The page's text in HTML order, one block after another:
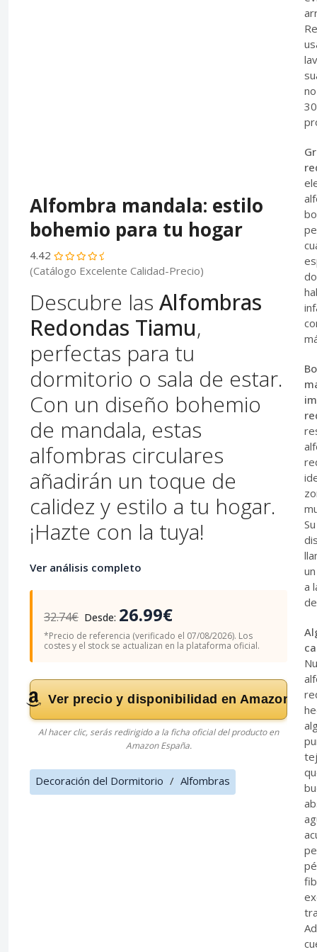
Alfombra mandala: estilo
bohemio para tu hogar
4.42
(Catálogo Excelente Calidad-Precio)
Descubre las Alfombras
Redondas Tiamu,
perfectas para tu
dormitorio o sala de estar.
Con un diseño bohemio
de mandala, estas
alfombras circulares
añadirán un toque de
calidez y estilo a tu hogar.
¡Hazte con la tuya!
Ver análisis completo
32.74€ Desde: 26.99€
*Precio de referencia (verificado el 07/08/2026). Los
costes y el stock se actualizan en la plataforma oficial.
Ver precio y disponibilidad en Amazon
Al hacer clic, serás redirigido a la ficha oficial del producto en
Amazon España.
Decoración del Dormitorio / Alfombras
a